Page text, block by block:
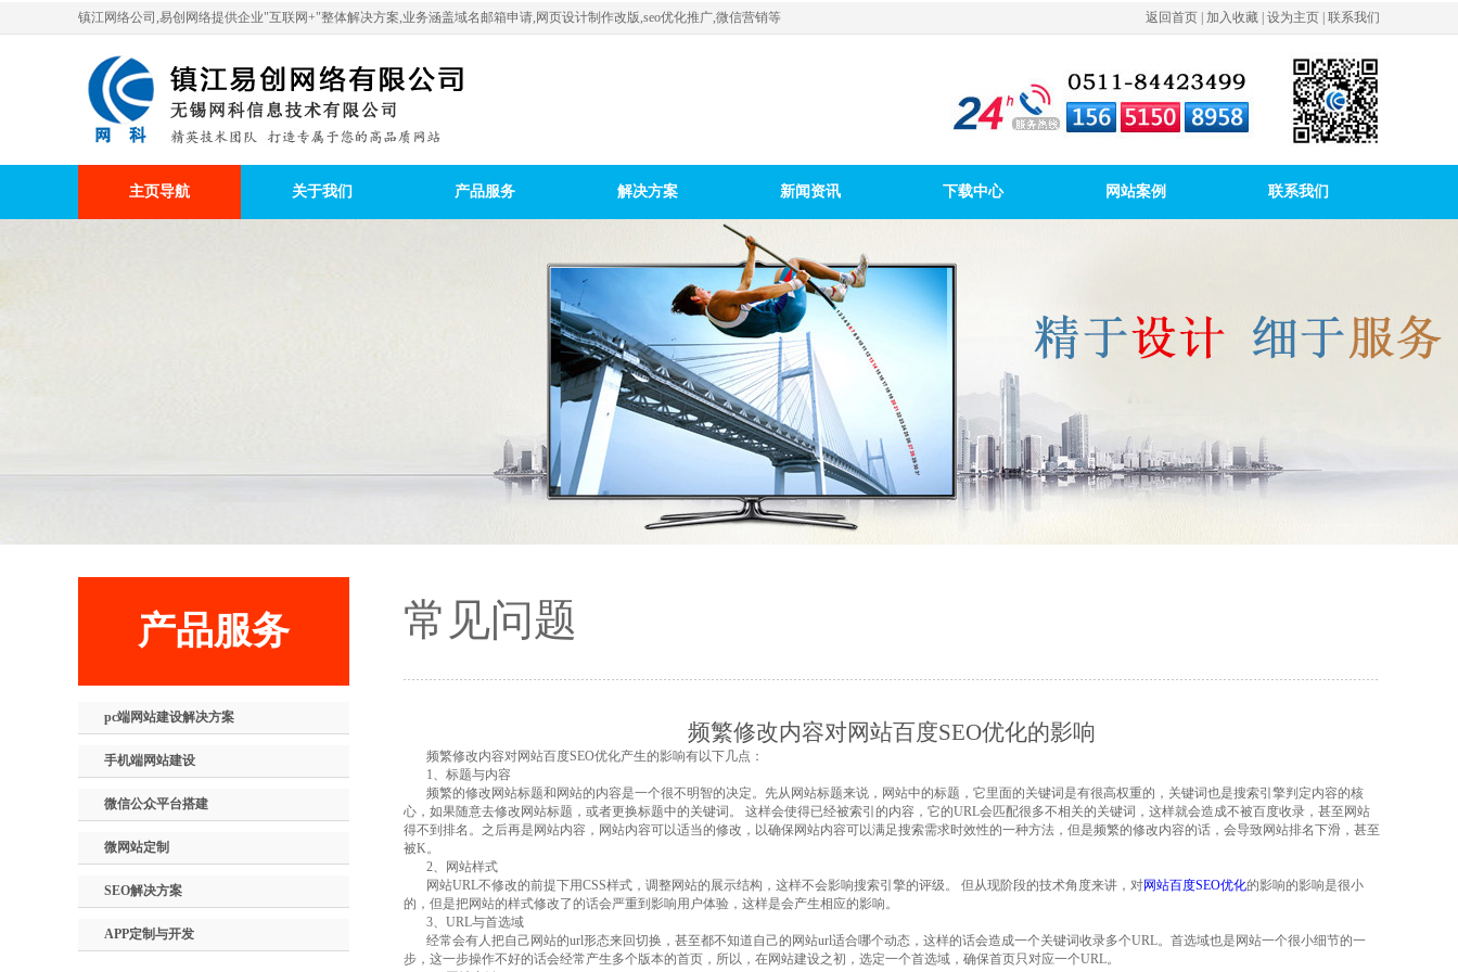
镇江网络公司,易创网络提供企业"互联网+"整体解决方案,业务涵盖域名邮箱申请,网页设计制作改版,seo优化推广,微信营销等 返回首页 加入收藏 设为主页 联系我们
主页导航 关于我们 产品服务 解决方案 新闻资讯 下载中心 网站案例 联系我们
产品服务
pc端网站建设解决方案
手机端网站建设
微信公众平台搭建
微网站定制
SEO解决方案
APP定制与开发
常见问题
频繁修改内容对网站百度SEO优化的影响
频繁修改内容对网站百度SEO优化产生的影响有以下几点：
1、标题与内容
频繁的修改网站标题和网站的内容是一个很不明智的决定。先从网站标题来说，网站中的标题，它里面的关键词是有很高权重的，关键词也是搜索引擎判定内容的核
心，如果随意去修改网站标题，或者更换标题中的关键词。 这样会使得已经被索引的内容，它的URL会匹配很多不相关的关键词，这样就会造成不被百度收录，甚至网站
得不到排名。之后再是网站内容，网站内容可以适当的修改，以确保网站内容可以满足搜索需求时效性的一种方法，但是频繁的修改内容的话，会导致网站排名下滑，甚至
被K。
2、网站样式
网站URL不修改的前提下用CSS样式，调整网站的展示结构，这样不会影响搜索引擎的评级。 但从现阶段的技术角度来讲，对网站百度SEO优化的影响的影响是很小
的，但是把网站的样式修改了的话会严重到影响用户体验，这样是会产生相应的影响。
3、URL与首选域
经常会有人把自己网站的url形态来回切换，甚至都不知道自己的网站url适合哪个动态，这样的话会造成一个关键词收录多个URL。首选域也是网站一个很小细节的一
步，这一步操作不好的话会经常产生多个版本的首页，所以，在网站建设之初，选定一个首选域，确保首页只对应一个URL。